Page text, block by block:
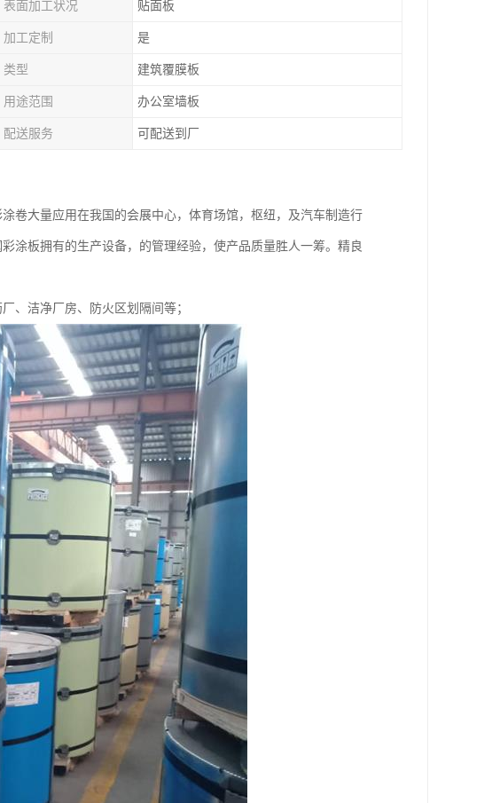
表面加工状况 贴面板
加工定制 是
类型 建筑覆膜板
用途范围 办公室墙板
配送服务 可配送到厂
卷大量应用在我国的会展中心，体育场馆，枢纽，及汽车制造行
涂板拥有的生产设备，的管理经验，使产品质量胜人一筹。精良
、洁净厂房、防火区划隔间等；